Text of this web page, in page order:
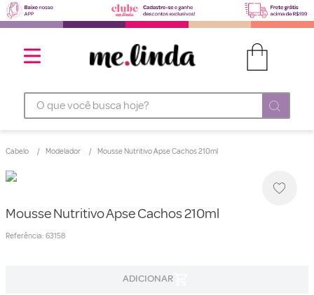
O que você busca hoje?
Cabelo Modelador Mousse Nutritivo Apse Cachos 210ml
Mousse Nutritivo Apse Cachos 210ml
Referência: 63158